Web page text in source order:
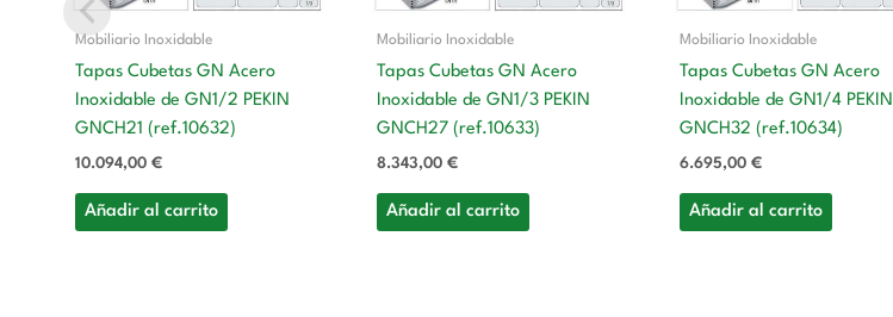
Mobiliario Inoxidable
Tapas Cubetas GN Acero
Inoxidable de GN1/2 PEKIN
GNCH21 (ref.10632)
10.094,00€
Añadir al carrito
Mobiliario Inoxidable
Tapas Cubetas GN Acero
Inoxidable de GN1/3 PEKIN
GNCH27 (ref.10633)
8.343,00€
Añadir al carrito
Mobiliario Inoxidable
Tapas Cubetas GN Acero
Inoxidable de GN1/4 PEKIN
GNCH32 (ref.10634)
6.695,00 €
Añadir al carrito